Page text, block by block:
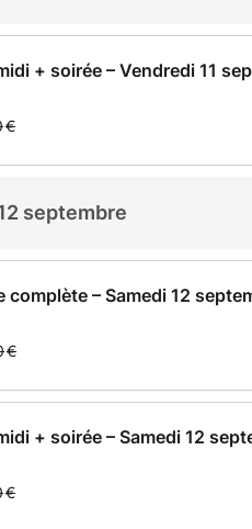
+ soirée – Vendredi 11
€
septembre
complète – Samedi 12
€
+ soirée – Samedi 12
€